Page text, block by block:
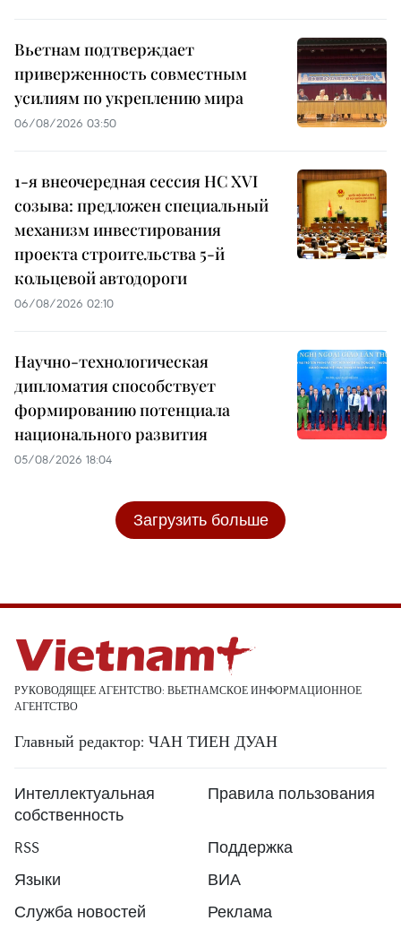
Вьетнам подтверждает
приверженность совместным
усилиям по укреплению мира
06/08/2026 03:50
1-я внеочередная сессия НС XVI
созыва: предложен специальный
механизм инвестирования
проекта строительства 5-й
кольцевой автодороги
06/08/2026 02:10
Научно-технологическая
дипломатия способствует
формированию потенциала
национального развития
05/08/2026 18:04
Загрузить больше
РУКОВОДЯЩЕЕ АГЕНТСТВО: ВЬЕТНАМСКОЕ ИНФОРМАЦИОННОЕ
АГЕНТСТВО
Главный редактор: ЧАН ТИЕН ДУАН
Интеллектуальная
собственность
Правила пользования
RSS
Поддержка
Языки
ВИА
Служба новостей
Реклама